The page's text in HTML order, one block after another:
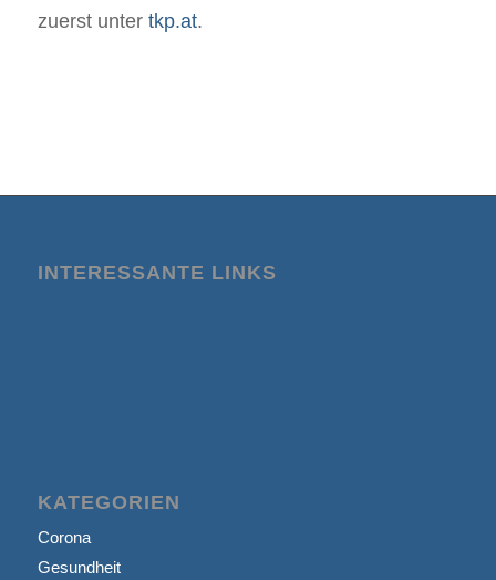
zuerst unter tkp.at.
INTERESSANTE LINKS
KATEGORIEN
Corona
Gesundheit